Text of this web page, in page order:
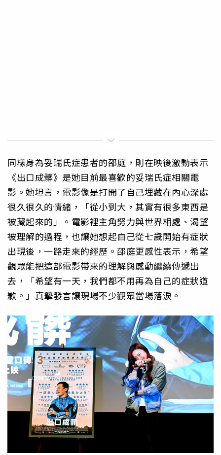
同樣身為妥瑞氏症患者的邵庭，則在映後激動表示
《出口成髒》是她目前最喜歡的妥瑞氏症相關電
影。她坦言，電影像是打開了自己埋藏在內心深處
很久很久的情緒，「從小到大，其實有很多東西是
被藏起來的」。電影裡主角努力與世界相處、渴望
被理解的過程，也讓她想起自己從七歲開始有症狀
出現後，一路走來的經歷。邵庭更感性表示，希望
觀眾能把這部電影帶來的理解與感動繼續傳遞出
去，「希望有一天，我們都不用再為自己的症狀道
歉。」真摯發言讓現場不少觀眾當場落淚。